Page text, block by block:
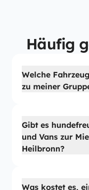
Häufig
Welche
zu meiner
Gibt es
und Vans zur
Heilbronn?
Was kostet es,